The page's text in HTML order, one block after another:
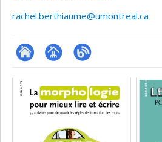
rachel.berthiaume@umontreal.ca
ResearchGate
Page
professionnelle
(faculté,département,école)
Blogue
Médias